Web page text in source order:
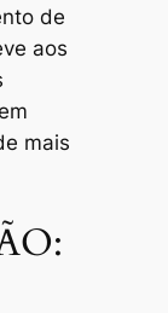
de
aos
mais